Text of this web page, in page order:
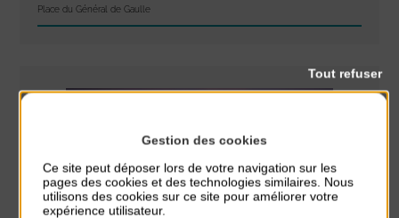
Place du Général de Gaulle
Gestion des cookies
Ce site peut déposer lors de votre navigation sur les
pages des cookies et des technologies similaires. Nous
utilisons des cookies sur ce site pour améliorer votre
expérience utilisateur.
Tout refuser